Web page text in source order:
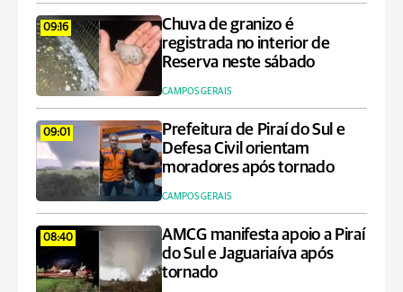
09:16
Chuva de granizo é
registrada no interior de
Reserva neste sábado
CAMPOS GERAIS
09:01
Prefeitura de Piraí do Sul e
Defesa Civil orientam
moradores após tornado
CAMPOS GERAIS
08:40
AMCG manifesta apoio a Piraí
do Sul e Jaguariaíva após
tornado